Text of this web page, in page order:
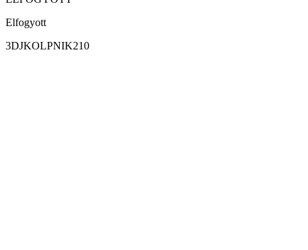
Elfogyott
3DJKOLPNIK210